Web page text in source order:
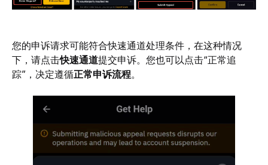
您的申诉请求可能符合快速通道处理条件，在这种情况
下，请点击快速通道提交申诉。您也可以点击“正常追
踪”，决定遵循正常申诉流程。